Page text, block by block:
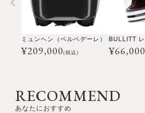
ミュンヘン（ベルベデーレ）
¥209,000(税込) ¥66,000
RECOMMEND
あなたにおすすめ